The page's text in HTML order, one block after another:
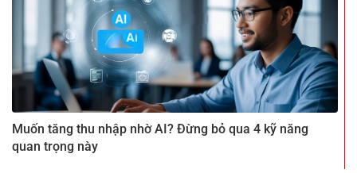
Muốn tăng thu nhập nhờ AI? Đừng bỏ qua 4 kỹ năng
quan trọng này